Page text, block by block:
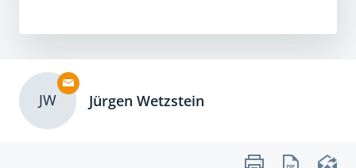
JW Jürgen Wetzstein